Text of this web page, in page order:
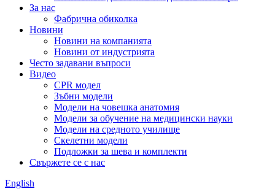
За нас
Фабрична обиколка
Новини
Новини на компанията
Новини от индустрията
Често задавани въпроси
Видео
CPR модел
Зъбни модели
Модели на човешка анатомия
Модели за обучение на медицински науки
Модели на средното училище
Скелетни модели
Подложки за шева и комплекти
Свържете се с нас
English